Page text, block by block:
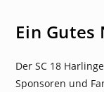
Ein Gutes
Der SC 18
Sponsoren und